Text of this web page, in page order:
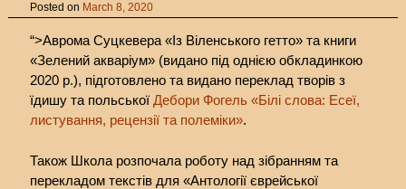
Posted on March 8, 2020
“>Аврома Суцкевера «Із Віленського гетто» та книги
«Зелений акваріум» (видано під однією обкладинкою
2020 р.), підготовлено та видано переклад творів з
їдишу та польської Дебори Фогель «Білі слова: Есеї,
листування, рецензії та полеміки».
Також Школа розпочала роботу над зібранням та
перекладом текстів для «Антології єврейської